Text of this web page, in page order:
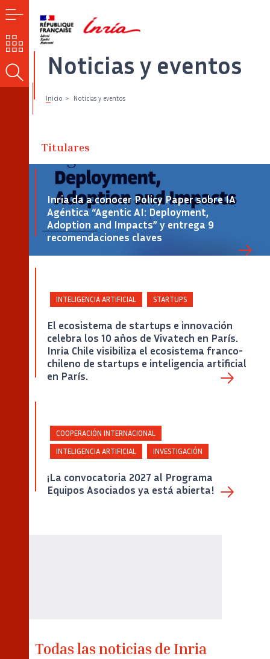
MENÚ
NUESTROS
RETOS
BUSCAR Noticias y eventos
Inicio Noticias y eventos
Titulares
Captura de pantalla de la portada del Policy Paper «Agentic AI: Deployment, Adoption and
Impacts» de Inria.
Inria da a conocer Policy Paper sobre IA
Agéntica “Agentic AI: Deployment,
Adoption and Impacts” y entrega 9
recomendaciones claves
INTELIGENCIA ARTIFICIAL STARTUPS
El ecosistema de startups e innovación
celebra los 10 años de Vivatech en París.
Inria Chile visibiliza el ecosistema franco-
chileno de startups e inteligencia artificial
en París.
COOPERACIÓN INTERNACIONAL
INTELIGENCIA ARTIFICIAL
INVESTIGACIÓN
¡La convocatoria 2027 al Programa
Equipos Asociados ya está abierta!
Todas las noticias de Inria